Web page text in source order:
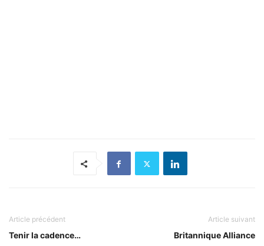
Article précédent
Tenir la cadence…
Article suivant
Britannique Alliance